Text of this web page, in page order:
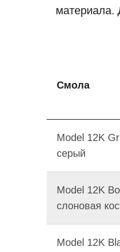
материала.
Смола
Model 12K
серый
Model 12K
слоновая
Model 12K